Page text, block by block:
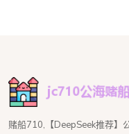
赌船710,【DeepSeek推荐